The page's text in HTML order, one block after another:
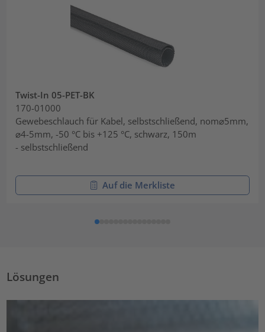
Twist-In 05-PET-BK
170-01000
Gewebeschlauch für Kabel, selbstschließend, nom⌀5mm,
⌀4-5mm, -50 °C bis +125 °C, schwarz, 150m
- selbstschließend
Auf die Merkliste
Lösungen